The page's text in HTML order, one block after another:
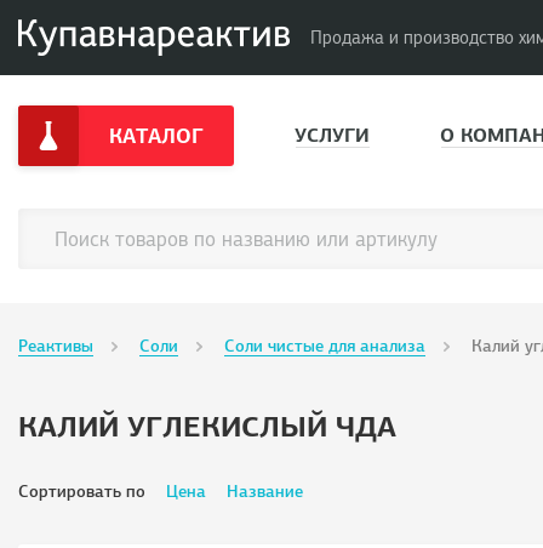
Продажа и производство
КАТАЛОГ УСЛУГИ О
Реактивы Соли Соли чистые для анализа Калий
КАЛИЙ УГЛЕКИСЛЫЙ ЧДА
Сортировать по Цена Название